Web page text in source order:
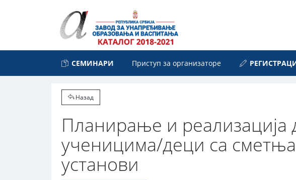
СЕМИНАРИ Приступ за организаторе
Назад
Планирање и
ученицима/деци са
установи